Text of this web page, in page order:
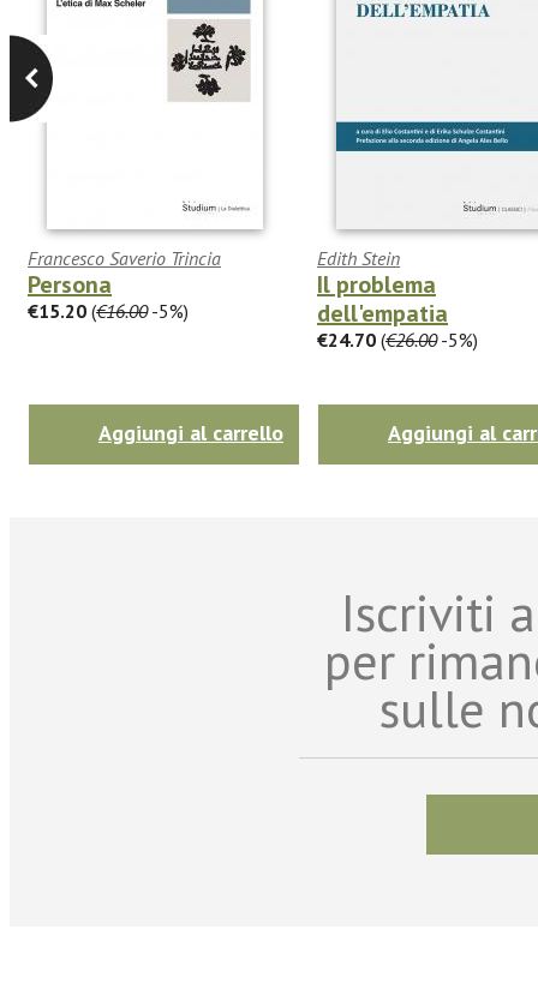
Francesco Saverio Trincia
Persona
€15.20 (€16.00-5%)
Aggiungi al carrello
Edith Stein
Il problema
dell'empatia
€24.70 (€26.00-5%)
Aggiungi al
Iscriviti
per
sulle